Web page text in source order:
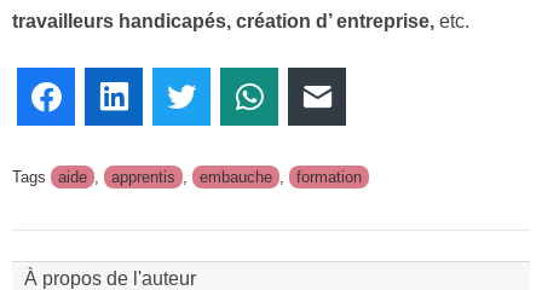
travailleurs handicapés, création d’ entreprise, etc.
FacebookLinkedInTwitter WhatsApp
Tags aide , apprentis , embauche , formation
À propos de l'auteur